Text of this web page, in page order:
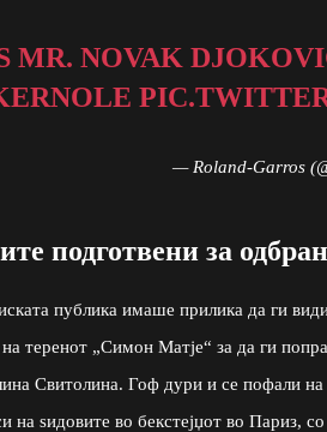
MR. NOVAK
— Roland-Garros
подготвени за
публика имаше прилика да ги
теренот „Симон Матје“ за да ги
Свитолина. Гоф дури и се пофали
на ѕидовите во бекстејџот во Париз,